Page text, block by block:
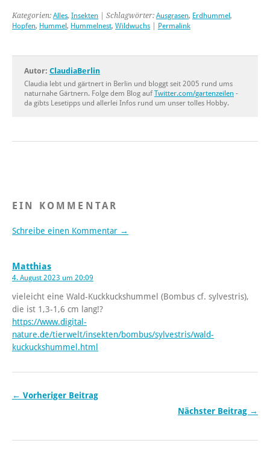
Kategorien: Alles, Insekten | Schlagwörter: Ausgrasen, Erdhummel,
Hopfen, Hummel, Hummelnest, Wildwuchs Permalink
Autor: ClaudiaBerlin
Claudia lebt und gärtnert in Berlin und bloggt seit 2005 rund ums
naturnahe Gärtnern. Folge dem Blog aufTwitter.com/gartenzeilen -
da gibts Lesetipps und allerlei Infos rund um unser tolles Hobby.
EIN KOMMENTAR
Schreibe einen Kommentar →
Matthias
4. August 2023 um 20:09
vieleicht eine Wald-Kuckkuckshummel (Bombus cf. sylvestris),
die ist 1,3-1,6 cm lang!?
https://www.digital-
nature.de/tierwelt/insekten/bombus/sylvestris/wald-
kuckuckshummel.html
← Vorheriger Beitrag
Nächster Beitrag →